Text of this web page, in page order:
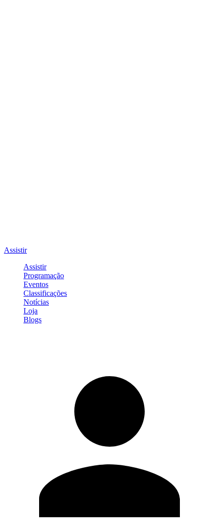
Assistir
Assistir
Programação
Eventos
Classificações
Notícias
Loja
Blogs